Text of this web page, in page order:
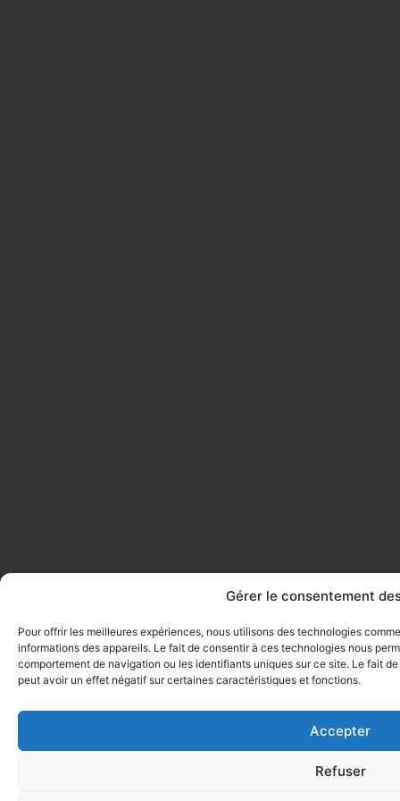
Gérer le consentement
Pour offrir les meilleures expériences, nous utilisons des technologies
informations des appareils. Le fait de consentir à ces technologies nous
comportement de navigation ou les identifiants uniques sur ce site. Le fait
peut avoir un effet négatif sur certaines caractéristiques et fonctions.
Accepter
Refuser